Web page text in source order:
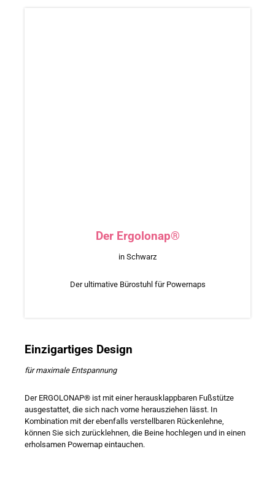
Der Ergolonap®
in Schwarz
Der ultimative Bürostuhl für Powernaps
Einzigartiges Design
für maximale Entspannung
Der ERGOLONAP® ist mit einer herausklappbaren Fußstütze
ausgestattet, die sich nach vorne herausziehen lässt. In
Kombination mit der ebenfalls verstellbaren Rückenlehne,
können Sie sich zurücklehnen, die Beine hochlegen und in einen
erholsamen Powernap eintauchen.